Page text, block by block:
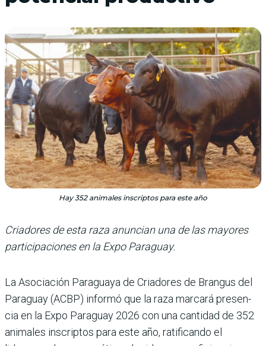
Hay 352 animales inscriptos para este año
Criadores de esta raza anuncian una de las mayores
participaciones en la Expo Paraguay.
La Asociación Paraguaya de Criadores de Brangus del
Paraguay (ACBP) informó que la raza marcará presen­
cia en la Expo Paraguay 2026 con una cantidad de 352
ani­males inscriptos para este año, ratificando el